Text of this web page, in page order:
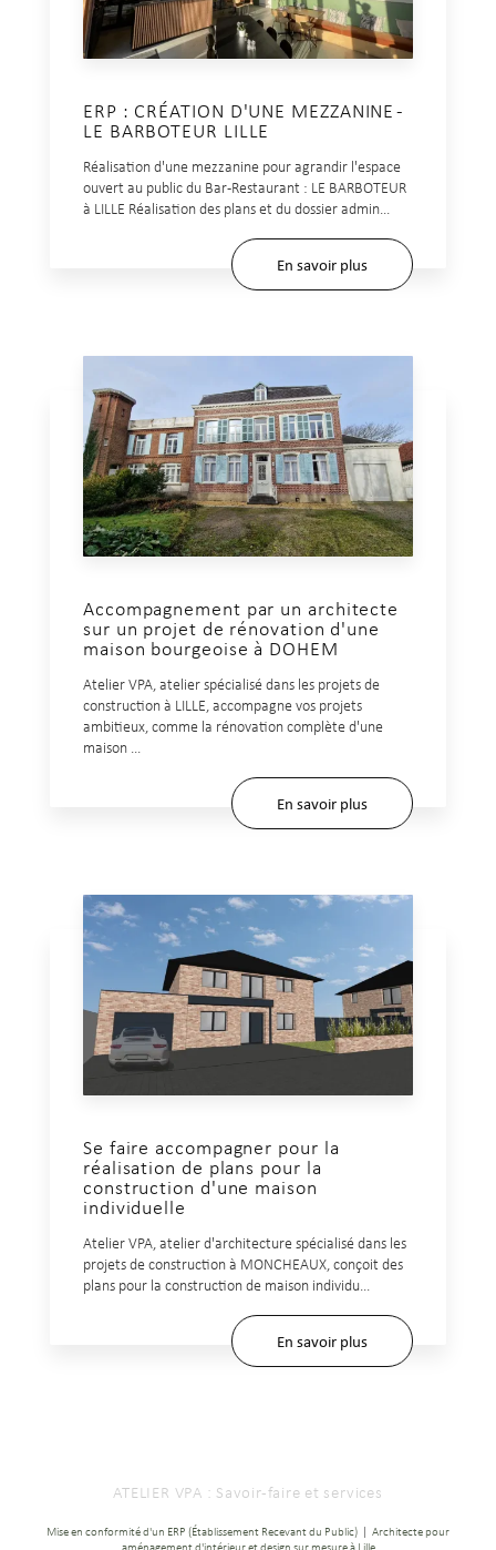
ERP : CRÉATION D'UNE MEZZANINE -
LE BARBOTEUR LILLE
Réalisation d'une mezzanine pour agrandir l'espace
ouvert au public du Bar-Restaurant : LE BARBOTEUR
à LILLE Réalisation des plans et du dossier admin...
En savoir plus
Accompagnement par un architecte
sur un projet de rénovation d'une
maison bourgeoise à DOHEM
Atelier VPA, atelier spécialisé dans les projets de
construction à LILLE, accompagne vos projets
ambitieux, comme la rénovation complète d'une
maison ...
En savoir plus
Se faire accompagner pour la
réalisation de plans pour la
construction d'une maison
individuelle
Atelier VPA, atelier d'architecture spécialisé dans les
projets de construction à MONCHEAUX, conçoit des
plans pour la construction de maison individu...
En savoir plus
ATELIER VPA : Savoir-faire et services
Mise en conformité d'un ERP (Établissement Recevant du Public) | Architecte pour